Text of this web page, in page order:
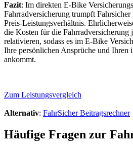
Fazit: Im direkten E-Bike
Fahrradversicherung trumpft
Preis-Leistungsverhältnis.
die Kosten für die Fahrradversicherung
relativieren, sodass es im E-Bike
Ihre persönlichen Ansprüche und Ihren
ankommt.
Zum Leistungsvergleich
Alternativ: FahrSicher Beitragsrechner
Häufige Fragen zur